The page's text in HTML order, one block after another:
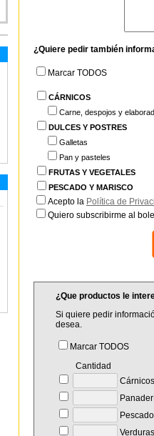
¿Quiere pedir también
Marcar TODOS
CÁRNICOS
Carne, despojos y
DULCES Y POSTRES
Galletas
Pan y pasteles
FRUTAS Y VEGETALES
PESCADO Y MARISCO
Acepto la Política de
Quiero subscribirme al
¿Que productos le
Si quiere pedir
desea.
Marcar TODOS
Cantidad
Cárnicos
Verduras